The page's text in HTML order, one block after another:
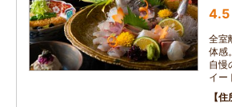
4.5
全室
体感
自慢
イー
住